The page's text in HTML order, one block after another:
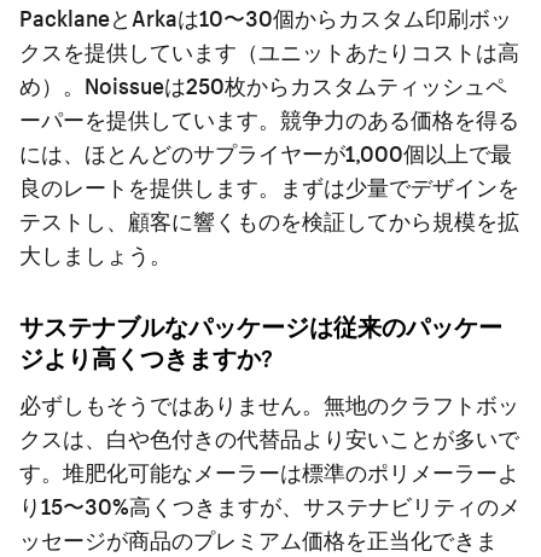
PacklaneとArkaは10〜30個からカスタム印刷ボッ
クスを提供しています（ユニットあたりコストは高
め）。Noissueは250枚からカスタムティッシュペ
ーパーを提供しています。競争力のある価格を得る
には、ほとんどのサプライヤーが1,000個以上で最
良のレートを提供します。まずは少量でデザインを
テストし、顧客に響くものを検証してから規模を拡
大しましょう。
サステナブルなパッケージは従来のパッケー
ジより高くつきますか?
必ずしもそうではありません。無地のクラフトボッ
クスは、白や色付きの代替品より安いことが多いで
す。堆肥化可能なメーラーは標準のポリメーラーよ
り15〜30%高くつきますが、サステナビリティのメ
ッセージが商品のプレミアム価格を正当化できま